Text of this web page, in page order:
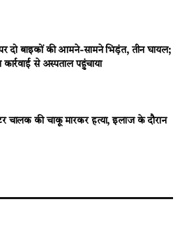
दो बाइकों की आमने-सामने भिड़ंत, तीन घायल;
कार्रवाई से अस्पताल पहुंचाया
चालक की चाकू मारकर हत्या, इलाज के दौरान